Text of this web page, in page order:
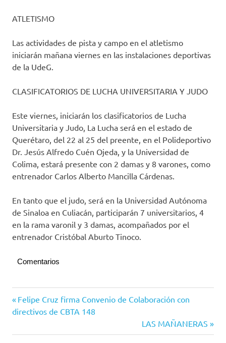
ATLETISMO
Las actividades de pista y campo en el atletismo
iniciarán mañana viernes en las instalaciones deportivas
de la UdeG.
CLASIFICATORIOS DE LUCHA UNIVERSITARIA Y JUDO
Este viernes, iniciarán los clasificatorios de Lucha
Universitaria y Judo, La Lucha será en el estado de
Querétaro, del 22 al 25 del preente, en el Polideportivo
Dr. Jesús Alfredo Cuén Ojeda, y la Universidad de
Colima, estará presente con 2 damas y 8 varones, como
entrenador Carlos Alberto Mancilla Cárdenas.
En tanto que el judo, será en la Universidad Autónoma
de Sinaloa en Culiacán, participarán 7 universitarios, 4
en la rama varonil y 3 damas, acompañados por el
entrenador Cristóbal Aburto Tinoco.
Comentarios
de Colima
Navegación
de
entradas
Entrada
anterior:
Felipe Cruz firma Convenio de Colaboración con
directivos de CBTA 148
Siguiente
entrada:
LAS MAÑANERAS